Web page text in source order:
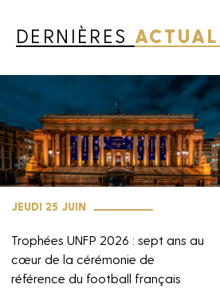
DERNIÈRES
JEUDI 25 JUIN
Trophées UNFP 2026 : sept ans au
cœur de la cérémonie de
référence du football français